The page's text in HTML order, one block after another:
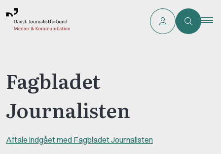
Fagbladet
Journalisten
Aftale indgået med Fagbladet Journalisten